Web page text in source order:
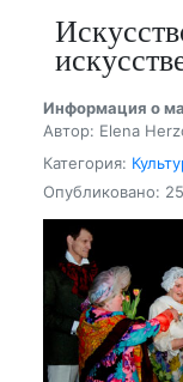
Информация о
Автор: Elena
Категория:
Опубликовано: